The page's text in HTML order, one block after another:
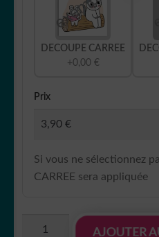
DECOUPE CARREE
+0,00 €
Prix
Si vous ne sélectionnez
CARREE sera appliquée
AJOUTER